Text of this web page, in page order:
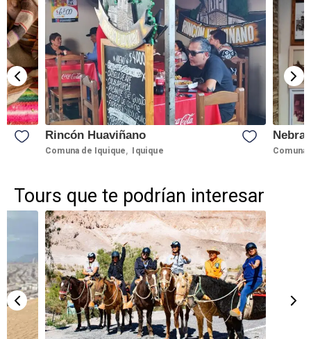
Rincón Huaviñano
Comuna de Iquique Iquique Comuna
Tours que te podrían interesar